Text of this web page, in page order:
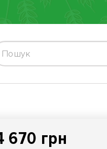
670 грн